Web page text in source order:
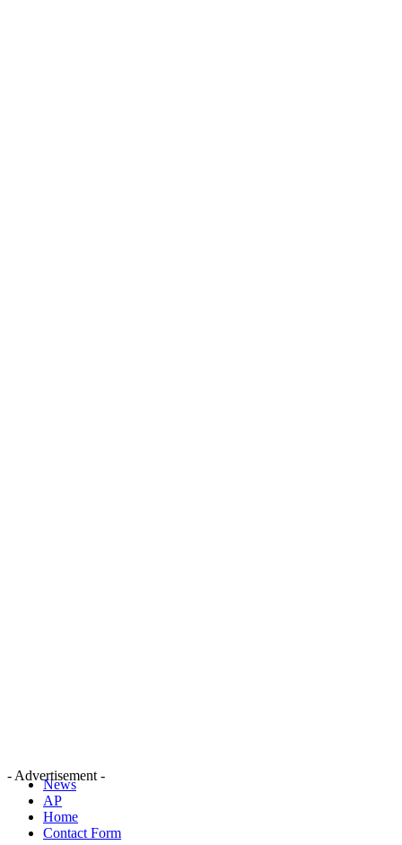
- Advertisement -
News
AP
Home
Contact Form